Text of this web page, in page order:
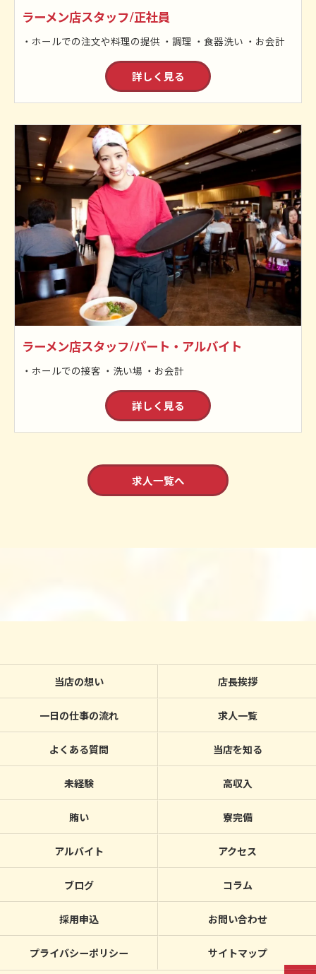
ラーメン店スタッフ/正社員
・ホールでの注文や料理の提供 ・調理 ・食器洗い ・お会計
詳しく見る
ラーメン店スタッフ/パート・アルバイト
・ホールでの接客 ・洗い場 ・お会計
詳しく見る
求人一覧へ
当店の想い 店長挨拶
一日の仕事の流れ 求人一覧
よくある質問 当店を知る
未経験 高収入
賄い 寮完備
アルバイト アクセス
ブログ コラム
採用申込 お問い合わせ
プライバシーポリシー サイトマップ